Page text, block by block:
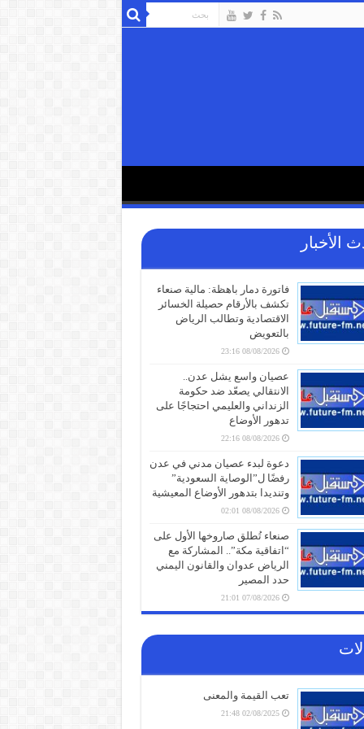
الأخبار
فاتورة دمار باهظة: مالية صنعاء
تكشف بالأرقام حصيلة الخسائر
الاقتصادية وتطالب الرياض
بالتعويض
08/08/2026 23:16
عصيان واسع يشل عدن..
الانتقالي يصعّد ضد حكومة
الزنداني والعليمي احتجاجًا على
تدهور الأوضاع
08/08/2026 22:16
دعوة لبدء عصيان مدني في عدن
رفضًا ل”الوصاية السعودية”
وتنديدا بتدهور الأوضاع المعيشية
08/08/2026 02:01
صنعاء تُطلق صاروخها الأول على
“اتفاقية مكة”.. المشاركة مع
الرياض عدوان والقانون اليمني
حدد المصير
07/08/2026 21:01
حشود عسكرية ومخازن أسلحة
تعب القيمة والمعنى
02/08/2025 21:48